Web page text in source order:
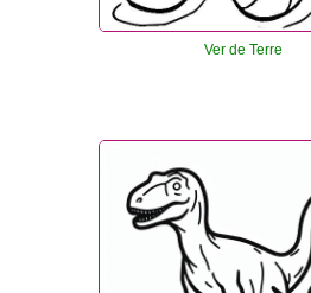
Ver de Terre